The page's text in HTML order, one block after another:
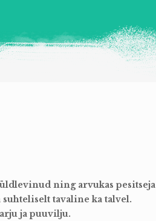
üldlevinud ning arvukas pesitseja
tavaline ka talvel.
ja puuvilju.